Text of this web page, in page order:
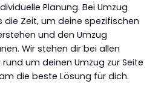
Planung. Bei Umzug
die Zeit, um deine spezifischen
und den Umzug
Wir stehen dir bei allen
um deinen Umzug zur Seite
die beste Lösung für dich.